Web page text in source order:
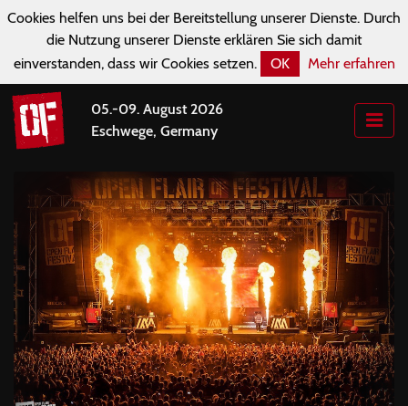
Cookies helfen uns bei der Bereitstellung unserer Dienste. Durch
die Nutzung unserer Dienste erklären Sie sich damit
einverstanden, dass wir Cookies setzen.
OK Mehr erfahren
05.-09. August 2026
Eschwege, Germany